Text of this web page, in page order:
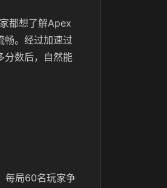
都想了解Apex
畅。经过加速过
分数后，自然能
每局60名玩家争